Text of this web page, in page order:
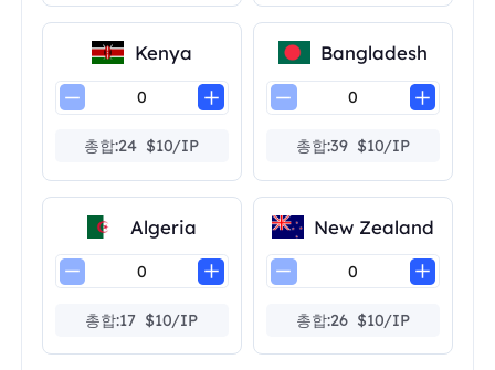
Kenya
총합:24 $10/IP
Bangladesh
총합:39 $10/IP
Algeria
총합:17 $10/IP
New Zealand
총합:26 $10/IP